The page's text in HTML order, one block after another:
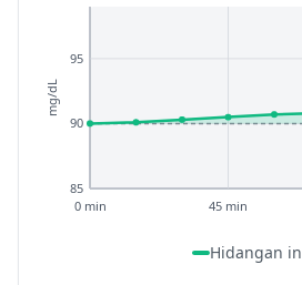
85
90
95
0 min 45 min
mg/dL
Hidangan